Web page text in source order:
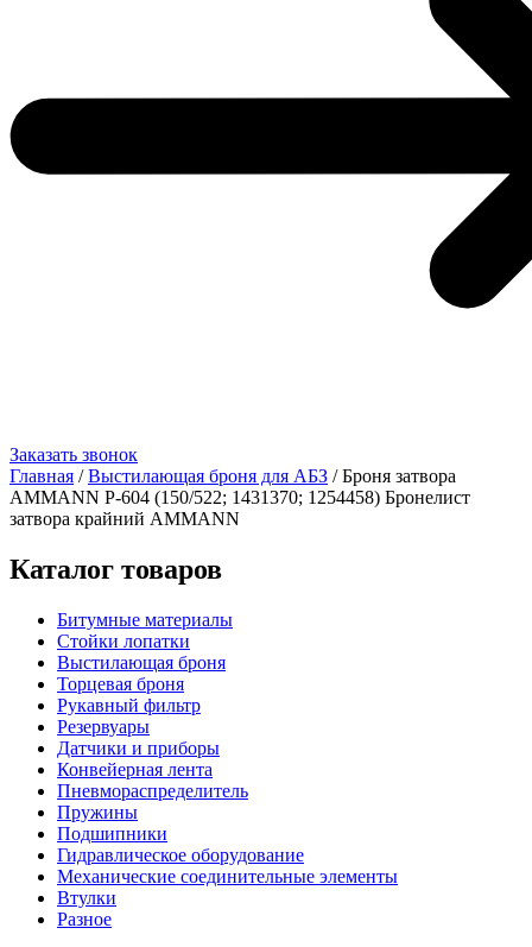
Заказать звонок
Главная /Выстилающая броня для АБЗ / Броня затвора
AMMANN Р-604 (150/522; 1431370; 1254458) Бронелист
затвора крайний AMMANN
Каталог товаров
Битумные материалы
Стойки лопатки
Выстилающая броня
Торцевая броня
Рукавный фильтр
Резервуары
Датчики и приборы
Конвейерная лента
Пневмораспределитель
Пружины
Подшипники
Гидравлическое оборудование
Механические соединительные элементы
Втулки
Разное